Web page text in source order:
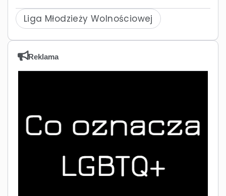
Liga Młodzieży Wolnościowej
Reklama